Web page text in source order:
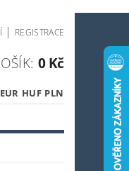
| REGISTRACE
EUR HUF PLN
0 Kč